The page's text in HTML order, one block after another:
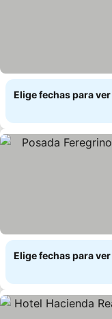
Elige fechas para
Elige fechas para